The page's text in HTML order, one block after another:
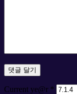
Current ye@r *